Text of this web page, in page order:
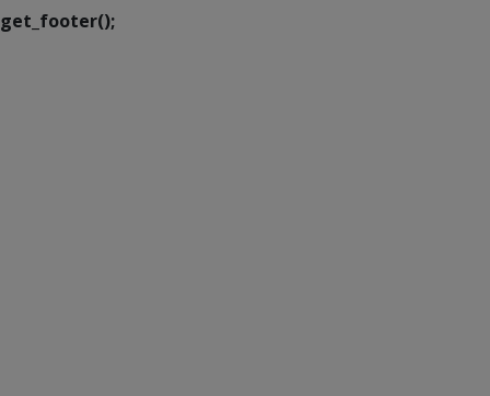
get_footer();